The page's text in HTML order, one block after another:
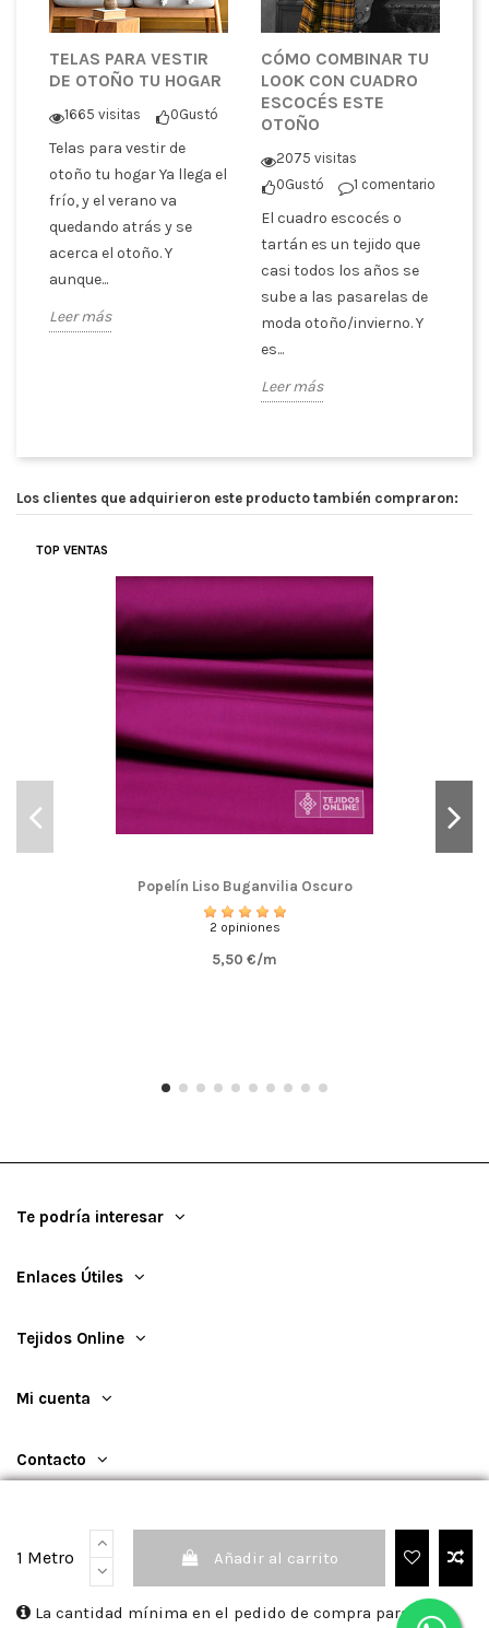
1 Metro Añadir al carrito
La cantidad mínima en el pedido de compra para el
TELAS PARA VESTIR
DE OTOÑO TU HOGAR
1665 visitas 0Gustó
Telas para vestir de
otoño tu hogar Ya llega el
frío, y el verano va
quedando atrás y se
acerca el otoño. Y
aunque...
Leer más
CÓMO COMBINAR TU
LOOK CON CUADRO
ESCOCÉS ESTE
OTOÑO
2075 visitas
0Gustó 1 comentario
El cuadro escocés o
tartán es un tejido que
casi todos los años se
sube a las pasarelas de
moda otoño/invierno. Y
es...
Leer más
Los clientes que adquirieron este producto también compraron:
TOP VENTAS
Popelín Liso Buganvilia Oscuro
2 opiniones
5,50 €/m
Te podría interesar
Enlaces Útiles
Tejidos Online
Mi cuenta
Contacto
©2026TejidosOnline